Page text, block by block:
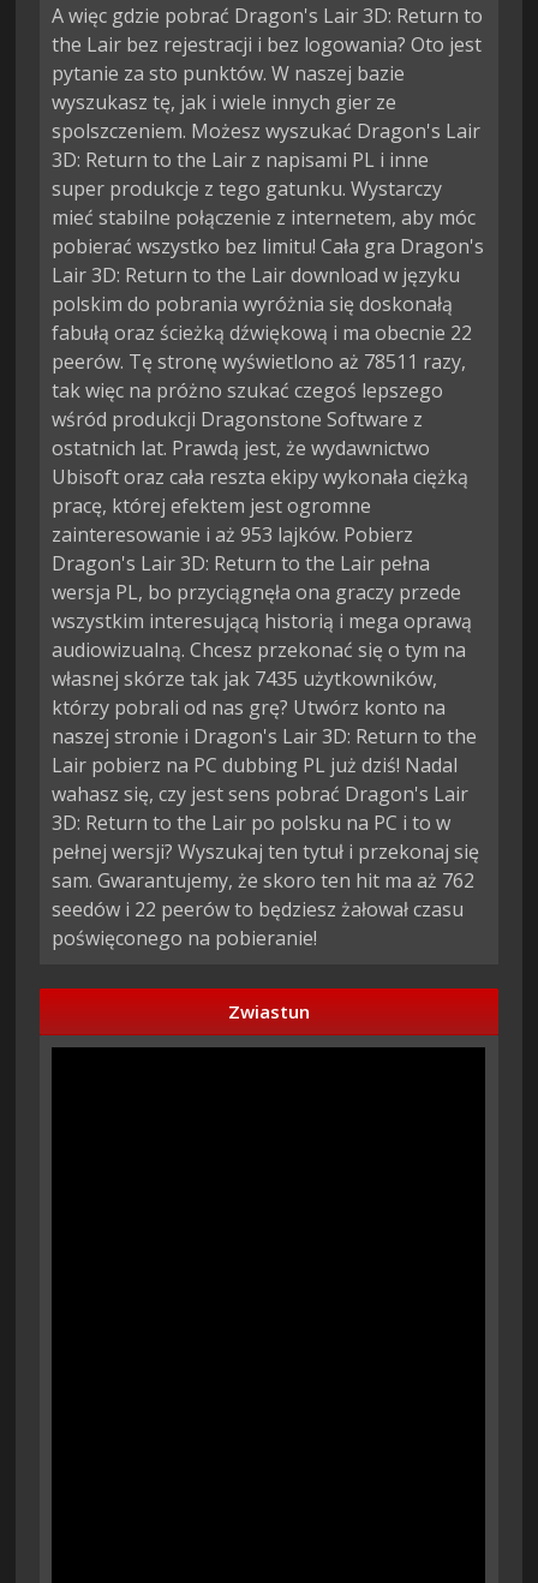
A więc gdzie pobrać Dragon's Lair 3D: Return to
the Lair bez rejestracji i bez logowania? Oto jest
pytanie za sto punktów. W naszej bazie
wyszukasz tę, jak i wiele innych gier ze
spolszczeniem. Możesz wyszukać Dragon's Lair
3D: Return to the Lair z napisami PL i inne
super produkcje z tego gatunku. Wystarczy
mieć stabilne połączenie z internetem, aby móc
pobierać wszystko bez limitu! Cała gra Dragon's
Lair 3D: Return to the Lair download w języku
polskim do pobrania wyróżnia się doskonałą
fabułą oraz ścieżką dźwiękową i ma obecnie 22
peerów. Tę stronę wyświetlono aż 78511 razy,
tak więc na próżno szukać czegoś lepszego
wśród produkcji Dragonstone Software z
ostatnich lat. Prawdą jest, że wydawnictwo
Ubisoft oraz cała reszta ekipy wykonała ciężką
pracę, której efektem jest ogromne
zainteresowanie i aż 953 lajków. Pobierz
Dragon's Lair 3D: Return to the Lair pełna
wersja PL, bo przyciągnęła ona graczy przede
wszystkim interesującą historią i mega oprawą
audiowizualną. Chcesz przekonać się o tym na
własnej skórze tak jak 7435 użytkowników,
którzy pobrali od nas grę? Utwórz konto na
naszej stronie i Dragon's Lair 3D: Return to the
Lair pobierz na PC dubbing PL już dziś! Nadal
wahasz się, czy jest sens pobrać Dragon's Lair
3D: Return to the Lair po polsku na PC i to w
pełnej wersji? Wyszukaj ten tytuł i przekonaj się
sam. Gwarantujemy, że skoro ten hit ma aż 762
seedów i 22 peerów to będziesz żałował czasu
poświęconego na pobieranie!
Zwiastun